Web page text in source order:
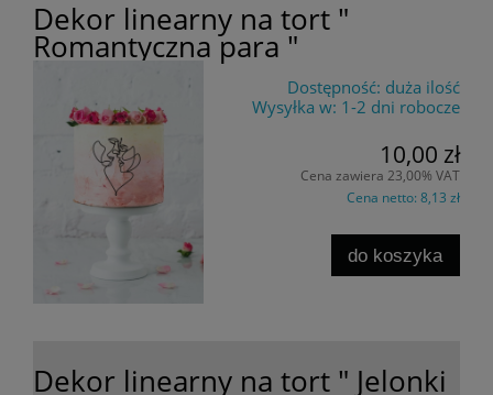
Dekor linearny na tort "
Romantyczna para "
Dostępność: duża ilość
Wysyłka w: 1-2 dni robocze
10,00 zł
Cena zawiera 23,00% VAT
Cena netto: 8,13 zł
do koszyka
Dekor linearny na tort " Jelonki